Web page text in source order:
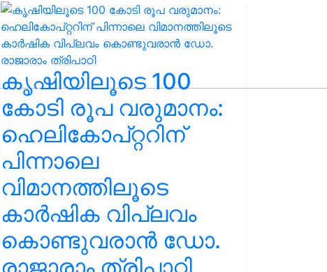
കൃഷിയിലൂടെ 100
കോടി രൂപ വരുമാനം:
ഹെലികോപ്റ്ററിന്
പിന്നാലെ
വിമാനത്തിലൂടെ
കാർഷിക വിപ്ലവം
കൊണ്ടുവരാൻ ഡോ.